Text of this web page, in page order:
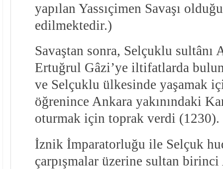
yapılan Yassıçimen Savaşı
edilmektedir.)
Savaştan sonra, Selçuklu sultânı
Ertuğrul Gâzi’ye iltifatlarda
ve Selçuklu ülkesinde yaşamak
öğrenince Ankara yakınındaki
oturmak için toprak verdi (1230).
İznik İmparatorluğu ile Selçuk
çarpışmalar üzerine sultan